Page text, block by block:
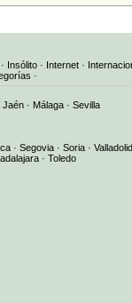
· Insólito · Internet ·
·
Jaén · Málaga · Sevilla
· Segovia · Soria · Valladolid
· Toledo